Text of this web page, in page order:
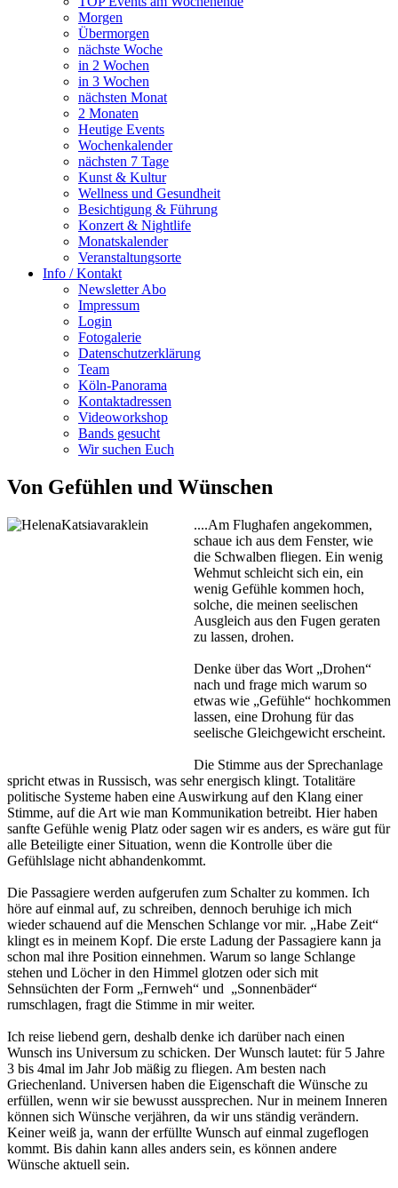
Morgen
Übermorgen
nächste Woche
in 2 Wochen
in 3 Wochen
nächsten Monat
2 Monaten
Heutige Events
Wochenkalender
nächsten 7 Tage
Kunst & Kultur
Wellness und Gesundheit
Besichtigung & Führung
Konzert & Nightlife
Monatskalender
Veranstaltungsorte
Info / Kontakt
Newsletter Abo
Impressum
Login
Fotogalerie
Datenschutzerklärung
Team
Köln-Panorama
Kontaktadressen
Videoworkshop
Bands gesucht
Wir suchen Euch
Von Gefühlen und Wünschen
....Am Flughafen angekommen,
schaue ich aus dem Fenster, wie
die Schwalben fliegen. Ein wenig
Wehmut schleicht sich ein, ein
wenig Gefühle kommen hoch,
solche, die meinen seelischen
Ausgleich aus den Fugen geraten
zu lassen, drohen.
Denke über das Wort „Drohen“
nach und frage mich warum so
etwas wie „Gefühle“ hochkommen
lassen, eine Drohung für das
seelische Gleichgewicht erscheint.
Die Stimme aus der Sprechanlage
spricht etwas in Russisch, was sehr energisch klingt. Totalitäre
politische Systeme haben eine Auswirkung auf den Klang einer
Stimme, auf die Art wie man Kommunikation betreibt. Hier haben
sanfte Gefühle wenig Platz oder sagen wir es anders, es wäre gut für
alle Beteiligte einer Situation, wenn die Kontrolle über die
Gefühlslage nicht abhandenkommt.
Die Passagiere werden aufgerufen zum Schalter zu kommen. Ich
höre auf einmal auf, zu schreiben, dennoch beruhige ich mich
wieder schauend auf die Menschen Schlange vor mir. „Habe Zeit“
klingt es in meinem Kopf. Die erste Ladung der Passagiere kann ja
schon mal ihre Position einnehmen. Warum so lange Schlange
stehen und Löcher in den Himmel glotzen oder sich mit
Sehnsüchten der Form „Fernweh“ und „Sonnenbäder“
rumschlagen, fragt die Stimme in mir weiter.
Ich reise liebend gern, deshalb denke ich darüber nach einen
Wunsch ins Universum zu schicken. Der Wunsch lautet: für 5 Jahre
3 bis 4mal im Jahr Job mäßig zu fliegen. Am besten nach
Griechenland. Universen haben die Eigenschaft die Wünsche zu
erfüllen, wenn wir sie bewusst aussprechen. Nur in meinem Inneren
können sich Wünsche verjähren, da wir uns ständig verändern.
Keiner weiß ja, wann der erfüllte Wunsch auf einmal zugeflogen
kommt. Bis dahin kann alles anders sein, es können andere
Wünsche aktuell sein.